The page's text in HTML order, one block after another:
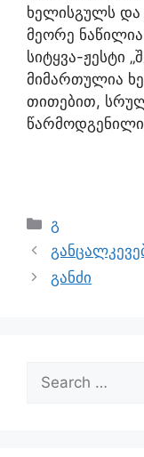
ხელისგულს და
მეორე
სიტყვა-ჟესტი
მიმართულია
თითებით,
გ
განძი